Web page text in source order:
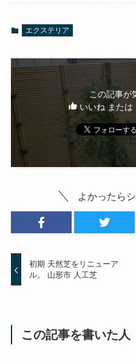
エクステリア
この記事が
いいね または
よかったら
初期 天然芝をリニューア
ル。 山形市 人工芝
この記事を書いた人